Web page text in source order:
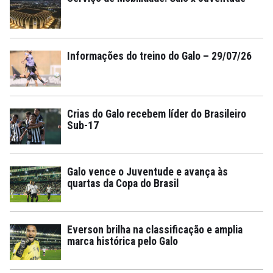
Informações do treino do Galo – 29/07/26
Crias do Galo recebem líder do Brasileiro
Sub-17
Galo vence o Juventude e avança às
quartas da Copa do Brasil
Everson brilha na classificação e amplia
marca histórica pelo Galo